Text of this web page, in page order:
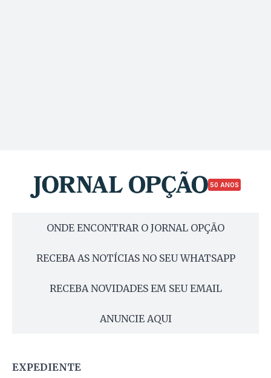
50 ANOS
ONDE ENCONTRAR O JORNAL OPÇÃO
RECEBA AS NOTÍCIAS NO SEU WHATSAPP
RECEBA NOVIDADES EM SEU EMAIL
ANUNCIE AQUI
EXPEDIENTE